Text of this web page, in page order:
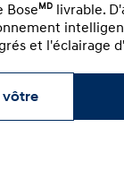
BoseMD livrable.
et l'éclairage
vôtre